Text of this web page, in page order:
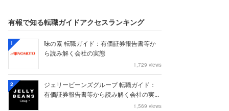
有報で知る転職ガイドアクセスランキング
1
味の素 転職ガイド：有価証券報告書等か
ら読み解く会社の実態
1,729 views
2
ジェリービーンズグループ 転職ガイド：
有価証券報告書等から読み解く会社の実...
1,569 views